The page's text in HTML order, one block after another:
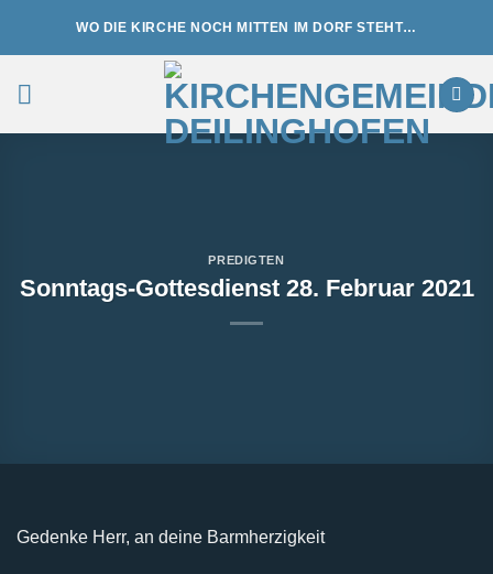
WO DIE KIRCHE NOCH MITTEN IM DORF STEHT…
PREDIGTEN
Sonntags-Gottesdienst 28. Februar 2021
Gedenke Herr, an deine Barmherzigkeit